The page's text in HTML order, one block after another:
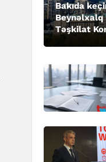
Bakıda
Beynəlxalq
Təşkilat